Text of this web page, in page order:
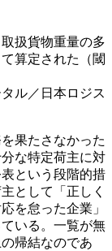
扱貨物重量の多
算定された（閾
ル／日本ロジス
果たさなかった
な特定荷主に対
という段階的措
として「正しく
を怠った企業」
いる。一覧が無
帰結なのであ